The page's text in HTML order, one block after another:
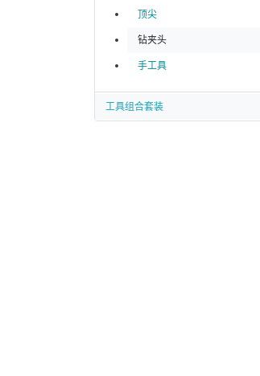
顶尖
钻夹头
手工具
工具组合套装